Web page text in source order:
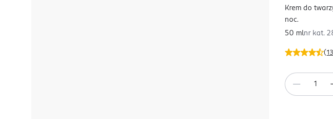
(
Krem do
noc.
50 mlnr kat.